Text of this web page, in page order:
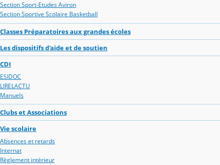
Section Sport-Etudes Aviron
Section Sportive Scolaire Basketball
Classes Préparatoires aux grandes écoles
Les dispositifs d'aide et de soutien
CDI
ESIDOC
LIRELACTU
Manuels
Clubs et Associations
Vie scolaire
Absences et retards
Internat
Règlement intérieur